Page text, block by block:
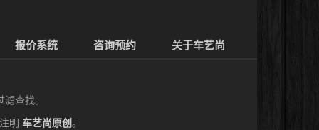
报价系统 咨询预约 关于车艺尚
查找。
明 车艺尚原创。